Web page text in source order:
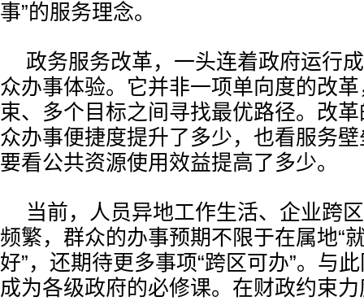
事”的服务理念。
政务服务改革，一头连着政府运行
众办事体验。它并非一项单向度的改
束、多个目标之间寻找最优路径。改
众办事便捷度提升了多少，也看服务
要看公共资源使用效益提高了多少。
当前，人员异地工作生活、企业跨
频繁，群众的办事预期不限于在属地“
好”，还期待更多事项“跨区可办”。与
成为各级政府的必修课。在财政约束